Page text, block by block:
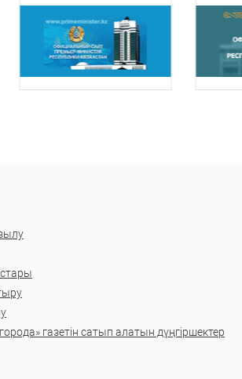
газетін сатып алатын дүңгіршектер